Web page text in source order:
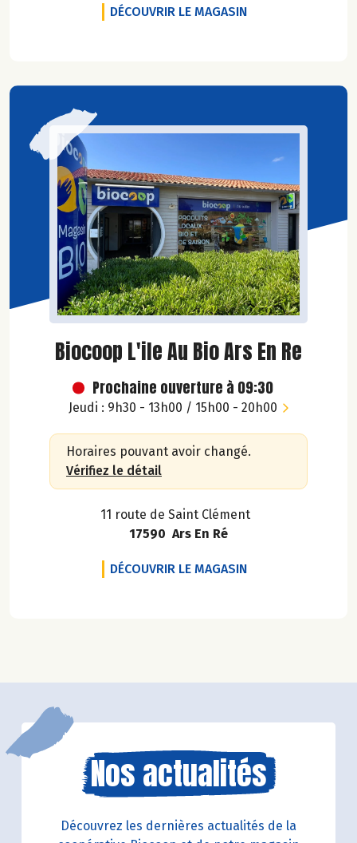
DÉCOUVRIR LE MAGASINBIOCOOP L'ILE AU
Biocoop L'ile Au Bio Ars En Re
Prochaine ouverture à 09:30
Jeudi : 9h30 - 13h00 / 15h00 - 20h00
Horaires pouvant avoir changé.
Vérifiez le détail
11 route de Saint Clément
17590 Ars En Ré
DÉCOUVRIR LE MAGASINBIOCOOP L'ILE AU
Nos actualités
Découvrez les dernières actualités de la